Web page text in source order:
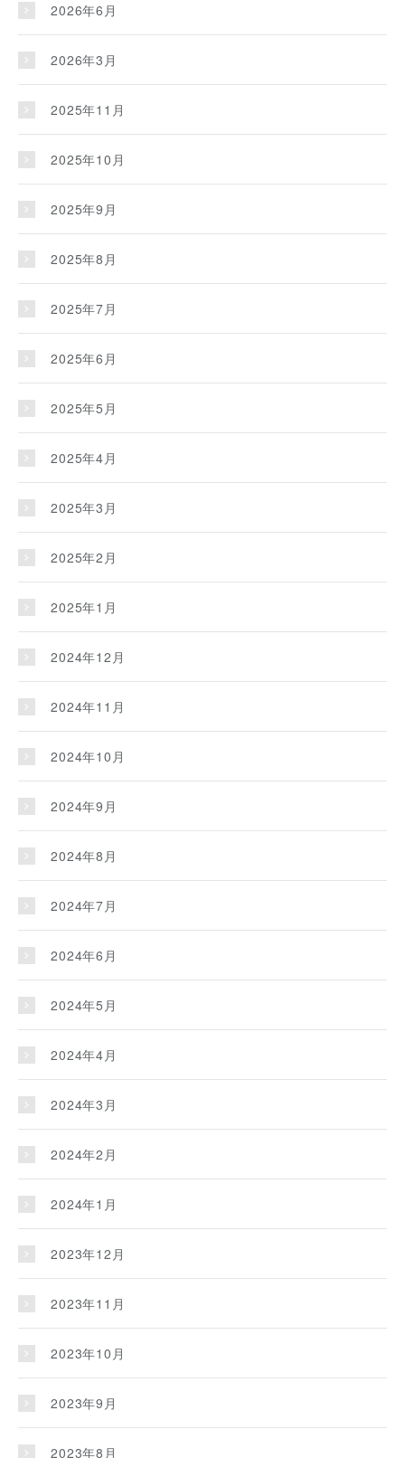
2026年6月
2026年3月
2025年11月
2025年10月
2025年9月
2025年8月
2025年7月
2025年6月
2025年5月
2025年4月
2025年3月
2025年2月
2025年1月
2024年12月
2024年11月
2024年10月
2024年9月
2024年8月
2024年7月
2024年6月
2024年5月
2024年4月
2024年3月
2024年2月
2024年1月
2023年12月
2023年11月
2023年10月
2023年9月
2023年8月